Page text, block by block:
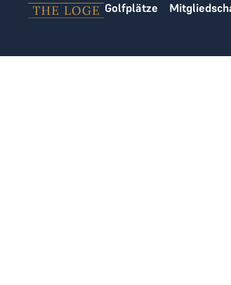
Zum Inhalt springen Golfplätze